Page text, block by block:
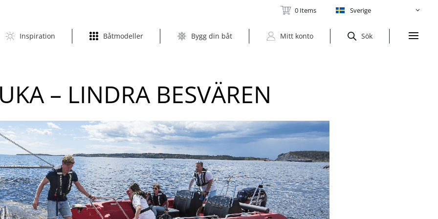
0 Items Sverige
Sök
Mitt konto
Bygg din båt
Båtmodeller
Inspiration
– LINDRA BESVÄREN